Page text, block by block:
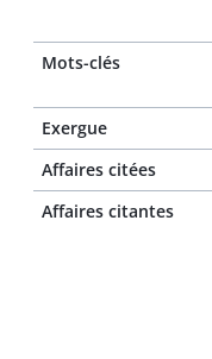
Mots-clés
Exergue
Affaires citées
Affaires citantes